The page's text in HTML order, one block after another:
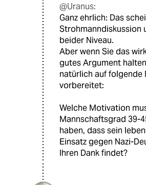
@Uranus:
Ganz ehrlich: Das
Strohmanndiskussion
beider Niveau.
Aber wenn Sie das
gutes Argument
natürlich auf folgende
vorbereitet:
Welche Motivation
Mannschaftsgrad 39-
haben, dass sein
Einsatz gegen Nazi-
Ihren Dank findet?